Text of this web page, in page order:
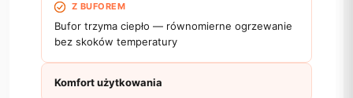
Z BUFOREM
Bufor trzyma ciepło — równomierne ogrzewanie
bez skoków temperatury
Komfort użytkowania